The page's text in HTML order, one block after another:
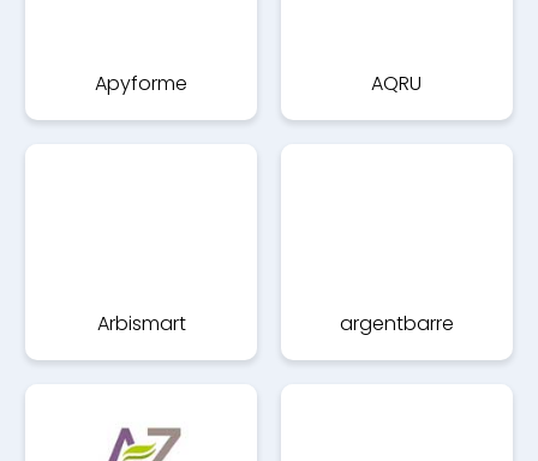
Apyforme AQRU
Arbismart argentbarre